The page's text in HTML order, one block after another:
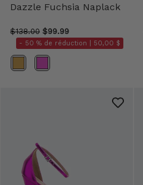
Dazzle Fuchsia Naplack
$138.00 $99.99
- 50 % de réduction | 50,00 $
Couleur